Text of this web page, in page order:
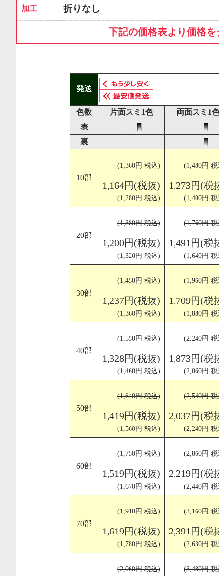
加工 折りなし
下記の価格表より価格
発送
色数 片面スミ1色
両面スミ1色
表
裏
10部
(1,360円 税込)
1,164円(税抜)
(1,280円 税込)
(1,480円
1,273円(税
(1,400円
20部
(1,380円 税込)
1,200円(税抜)
(1,320円 税込)
(1,760円
1,491円(税
(1,640円
30部
(1,450円 税込)
1,237円(税抜)
(1,360円 税込)
(1,960円
1,709円(税
(1,880円
40部
(1,550円 税込)
1,328円(税抜)
(1,460円 税込)
(2,240円
1,873円(税
(2,060円
50部
(1,640円 税込)
1,419円(税抜)
(1,560円 税込)
(2,540円
2,037円(税
(2,240円
60部
(1,750円 税込)
1,519円(税抜)
(1,670円 税込)
(2,860円
2,219円(税
(2,440円
70部
(1,910円 税込)
1,619円(税抜)
(1,780円 税込)
(3,160円
2,391円(税
(2,630円
(2,060円 税込) (3,480円